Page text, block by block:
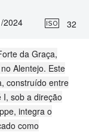
2024 32
da Graça,
Alentejo. Este
construído entre
sob a direção
integra o
como